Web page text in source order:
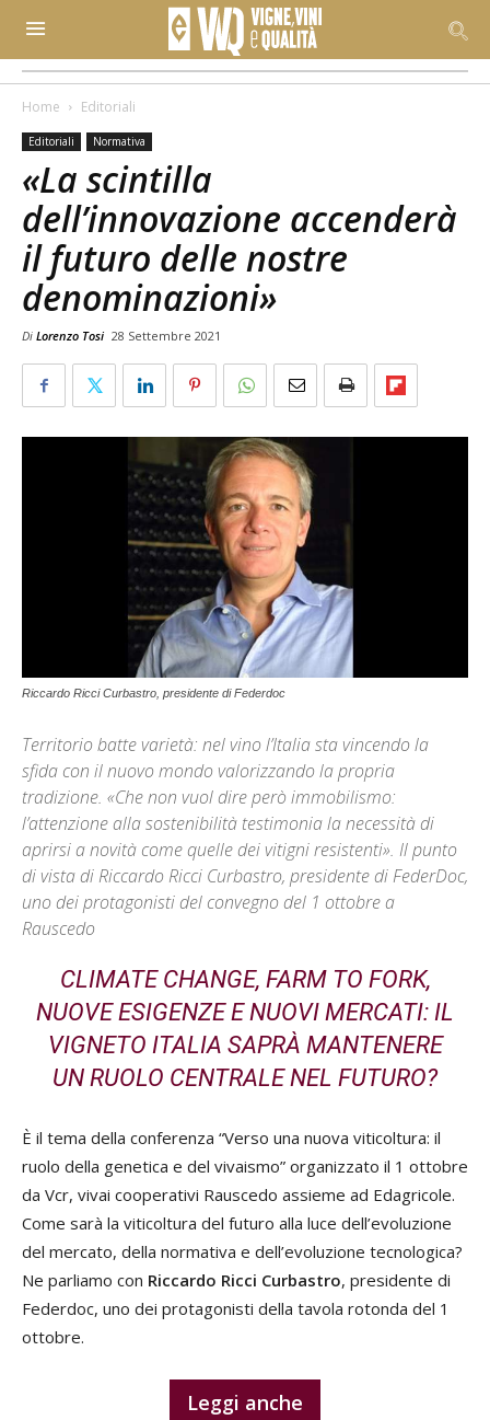
Home Editoriali
Editoriali Normativa
«La scintilla
dell’innovazione accenderà
il futuro delle nostre
denominazioni»
Di Lorenzo Tosi 28 Settembre 2021
Riccardo Ricci Curbastro, presidente di Federdoc
Territorio batte varietà: nel vino l’Italia sta vincendo la
sfida con il nuovo mondo valorizzando la propria
tradizione. «Che non vuol dire però immobilismo:
l’attenzione alla sostenibilità testimonia la necessità di
aprirsi a novità come quelle dei vitigni resistenti». Il punto
di vista di Riccardo Ricci Curbastro, presidente di FederDoc,
uno dei protagonisti del convegno del 1 ottobre a
Rauscedo
CLIMATE CHANGE, FARM TO FORK,
NUOVE ESIGENZE E NUOVI MERCATI: IL
VIGNETO ITALIA SAPRÀ MANTENERE
UN RUOLO CENTRALE NEL FUTURO?
È il tema della conferenza “Verso una nuova viticoltura: il
ruolo della genetica e del vivaismo” organizzato il 1 ottobre
da Vcr, vivai cooperativi Rauscedo assieme ad Edagricole.
Come sarà la viticoltura del futuro alla luce dell’evoluzione
del mercato, della normativa e dell’evoluzione tecnologica?
Ne parliamo con Riccardo Ricci Curbastro, presidente di
Federdoc, uno dei protagonisti della tavola rotonda del 1
ottobre.
Leggi anche